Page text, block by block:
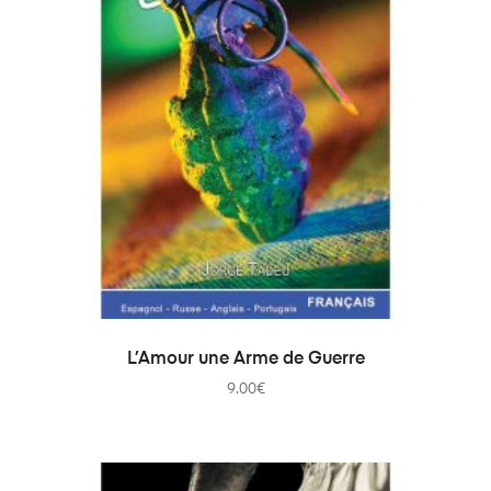
AJOUTER AU PANIER
L’Amour une Arme de Guerre
9.00€